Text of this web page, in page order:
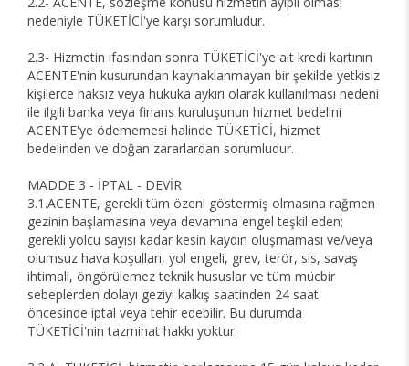
nedeniyle TÜKETİCİ'ye karşı sorumludur.
2.3- Hizmetin ifasından sonra TÜKETİCİ'ye ait kredi kartının
ACENTE'nin kusurundan kaynaklanmayan bir şekilde yetkisiz
kişilerce haksız veya hukuka aykırı olarak kullanılması nedeni
ile ilgili banka veya finans kuruluşunun hizmet bedelini
ACENTE'ye ödememesi halinde TÜKETİCİ, hizmet
bedelinden ve doğan zararlardan sorumludur.
MADDE 3 - İPTAL - DEVİR
3.1.ACENTE, gerekli tüm özeni göstermiş olmasına rağmen
gezinin başlamasına veya devamına engel teşkil eden;
gerekli yolcu sayısı kadar kesin kaydın oluşmaması ve/veya
olumsuz hava koşulları, yol engeli, grev, terör, sis, savaş
ihtimali, öngörülemez teknik hususlar ve tüm mücbir
sebeplerden dolayı geziyi kalkış saatinden 24 saat
öncesinde iptal veya tehir edebilir. Bu durumda
TÜKETİCİ'nin tazminat hakkı yoktur.